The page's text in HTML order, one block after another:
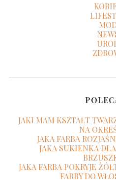
JAKI MAM KSZTAŁT
NA
JAKA FARBA
JAKA SUKIENKA
JAKA FARBA POKRYJE
FARBY DO